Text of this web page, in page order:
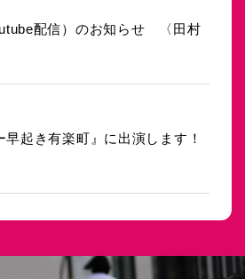
配信）のお知らせ 〈田村
起き有楽町』に出演します！